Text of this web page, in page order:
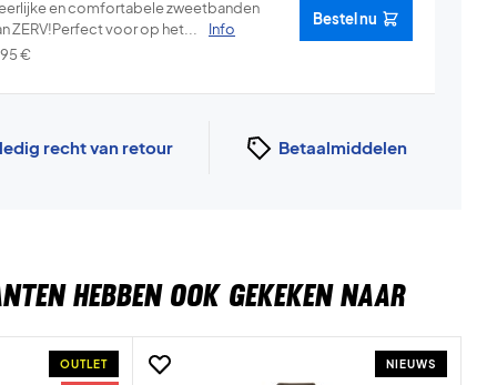
en comfortabele zweetbanden
ZERV!Perfect voor op het...
Info
€
Bestel nu
recht van retour Betaalmiddelen
HEBBEN OOK GEKEKEN NAAR
OUTLET NIEUWS